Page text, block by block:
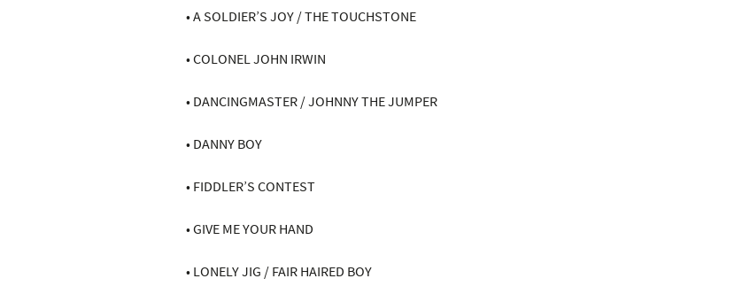
• A SOLDIER’S JOY / THE TOUCHSTONE
• COLONEL JOHN IRWIN
• DANCINGMASTER / JOHNNY THE JUMPER
• DANNY BOY
• FIDDLER’S CONTEST
• GIVE ME YOUR HAND
• LONELY JIG / FAIR HAIRED BOY